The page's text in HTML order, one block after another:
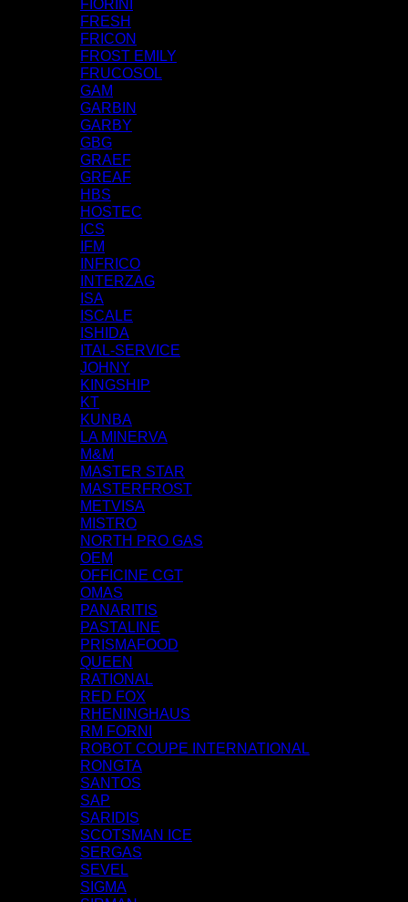
FIORINI
FRESH
FRICON
FROST EMILY
FRUCOSOL
GAM
GARBIN
GARBY
GBG
GRAEF
GREAF
HBS
HOSTEC
ICS
IFM
INFRICO
INTERZAG
ISA
ISCALE
ISHIDA
ITAL-SERVICE
JOHNY
KINGSHIP
KT
KUNBA
LA MINERVA
M&M
MASTER STAR
MASTERFROST
METVISA
MISTRO
NORTH PRO GAS
OEM
OFFICINE CGT
OMAS
PANARITIS
PASTALINE
PRISMAFOOD
QUEEN
RATIONAL
RED FOX
RHENINGHAUS
RM FORNI
ROBOT COUPE INTERNATIONAL
RONGTA
SANTOS
SAP
SARIDIS
SCOTSMAN ICE
SERGAS
SEVEL
SIGMA